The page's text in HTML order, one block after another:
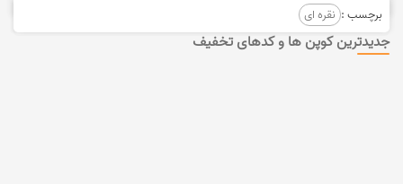
برچسب : نقره ای
جدیدترین کوپن ها و کدهای تخفیف